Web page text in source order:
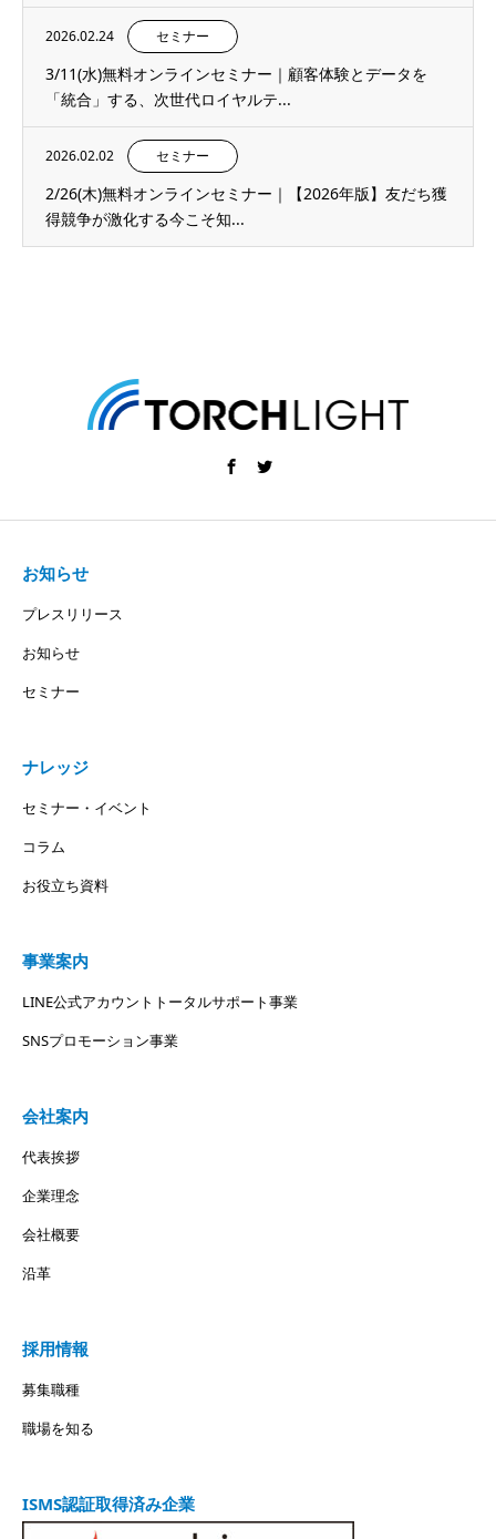
2026.02.24 セミナー
3/11(水)無料オンラインセミナー｜顧客体験とデータを
「統合」する、次世代ロイヤルテ...
2026.02.02 セミナー
2/26(木)無料オンラインセミナー｜【2026年版】友だち獲
得競争が激化する今こそ知...
お知らせ
プレスリリース
お知らせ
セミナー
ナレッジ
セミナー・イベント
コラム
お役立ち資料
事業案内
LINE公式アカウントトータルサポート事業
SNSプロモーション事業
会社案内
代表挨拶
企業理念
会社概要
沿革
採用情報
募集職種
職場を知る
ISMS認証取得済み企業